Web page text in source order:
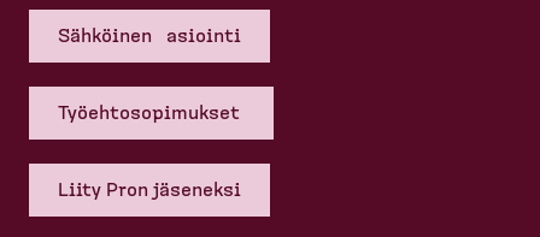
Sähköinen asiointi
Työehto­so­pi­mukset
Liity Pron jäseneksi